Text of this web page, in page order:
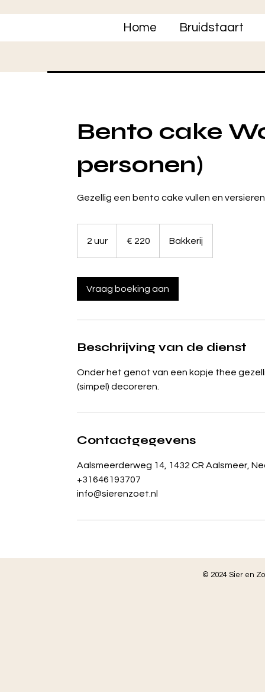
Home Bruidstaart
Bento cake
personen)
Gezellig een bento cake vullen en
2 uur € 220 Bakkerij
Vraag boeking aan
Beschrijving van de dienst
Onder het genot van een kopje thee
(simpel) decoreren.
Contactgegevens
Aalsmeerderweg 14, 1432 CR Aalsmeer,
+31646193707
info@sierenzoet.nl
© 2024 Sier en